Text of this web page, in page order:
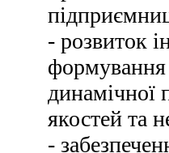
- розвиток
формування
динамічної
якостей та
-